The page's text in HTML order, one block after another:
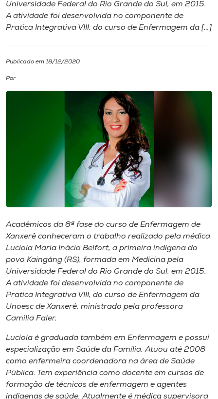
I.nova
Cultura
CPA
Museu
Unoesc
Store
Selecione
o idioma
A+
A-
Universidade Federal do Rio Grande do Sul, em 2015.
A atividade foi desenvolvida no componente de
Pratica Integrativa VIII, do curso de Enfermagem da […]
Publicado em 18/12/2020
Por
Acadêmicos da 8ª fase do curso de Enfermagem de
Xanxerê conheceram o trabalho realizado pela médica
Lucíola Maria Inácio Belfort, a primeira indígena do
povo Kaingáng (RS), formada em Medicina pela
Universidade Federal do Rio Grande do Sul, em 2015.
A atividade foi desenvolvida no componente de
Pratica Integrativa VIII, do curso de Enfermagem da
Unoesc de Xanxerê, ministrado pela professora
Camilia Faler.
Lucíola é graduada também em Enfermagem e possui
especialização em Saúde da Família. Atuou até 2008
como enfermeira coordenadora na área de Saúde
Pública. Tem experiência como docente em cursos de
formação de técnicos de enfermagem e agentes
indígenas de saúde. Atualmente é médica supervisora